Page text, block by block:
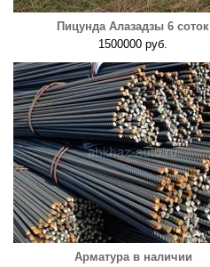
Пицунда Алазадзы 6 соток
1500000 руб.
Арматура в наличии